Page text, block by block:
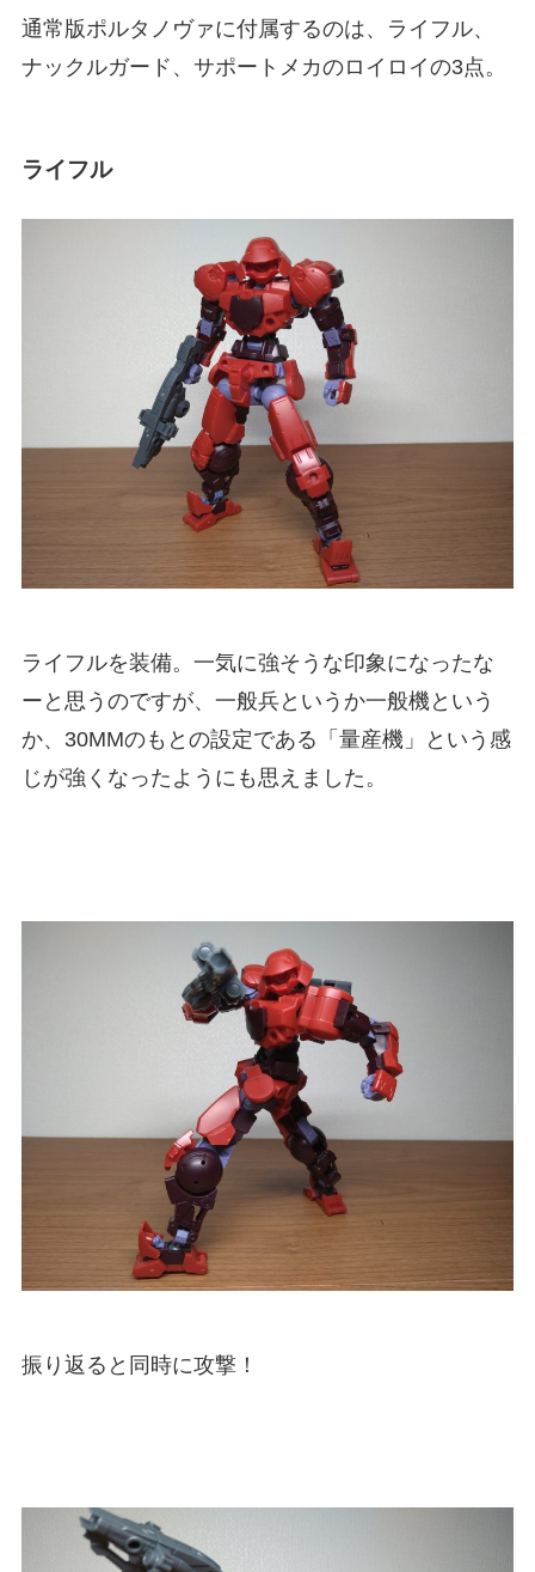
通常版ポルタノヴァに付属するのは、ライフル、
ナックルガード、サポートメカのロイロイの3点。
ライフル
ライフルを装備。一気に強そうな印象になったな
ーと思うのですが、一般兵というか一般機という
か、30MMのもとの設定である「量産機」という感
じが強くなったようにも思えました。
振り返ると同時に攻撃！